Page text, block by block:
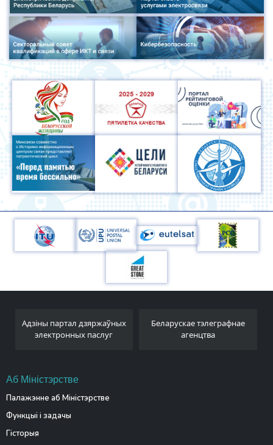
Адзіны партал дзяржаўных
электронных паслуг
Беларускае тэлеграфнае
агенцтва
Аб Міністэрстве
Палажэнне аб Міністэрстве
Функцыі і задачы
Гісторыя